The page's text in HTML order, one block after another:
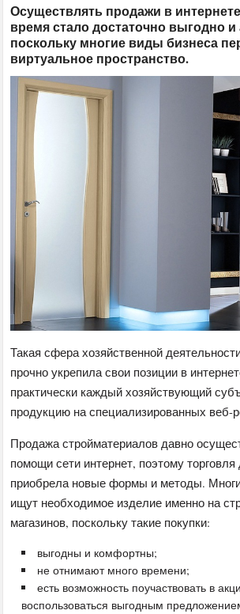
Осуществлять продажи в
время стало достаточно выгодно и
поскольку многие виды бизнеса
виртуальное пространство.
Такая сфера хозяйственной
прочно укрепила свои позиции в
практически каждый хозяйствующий
продукцию на специализированных веб-
Продажа стройматериалов давно
помощи сети интернет, поэтому
приобрела новые формы и методы.
ищут необходимое изделие именно на
магазинов, поскольку такие покупки:
выгодны и комфортны;
не отнимают много времени;
есть возможность поучаствовать в
воспользоваться выгодным